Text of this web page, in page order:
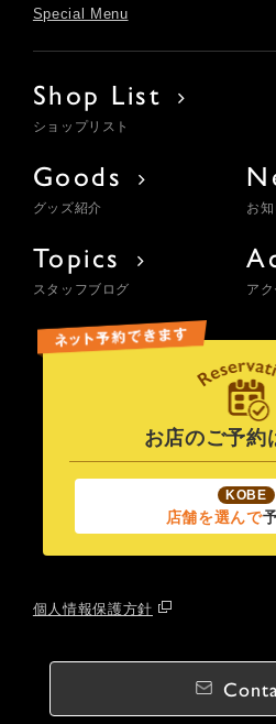
Special Menu
Shop List
ショップリスト
Goods
グッズ紹介 お
Topics
スタッフブログ アク
お店のご予約
KOBE
店舗を選んで
個人情報保護方針